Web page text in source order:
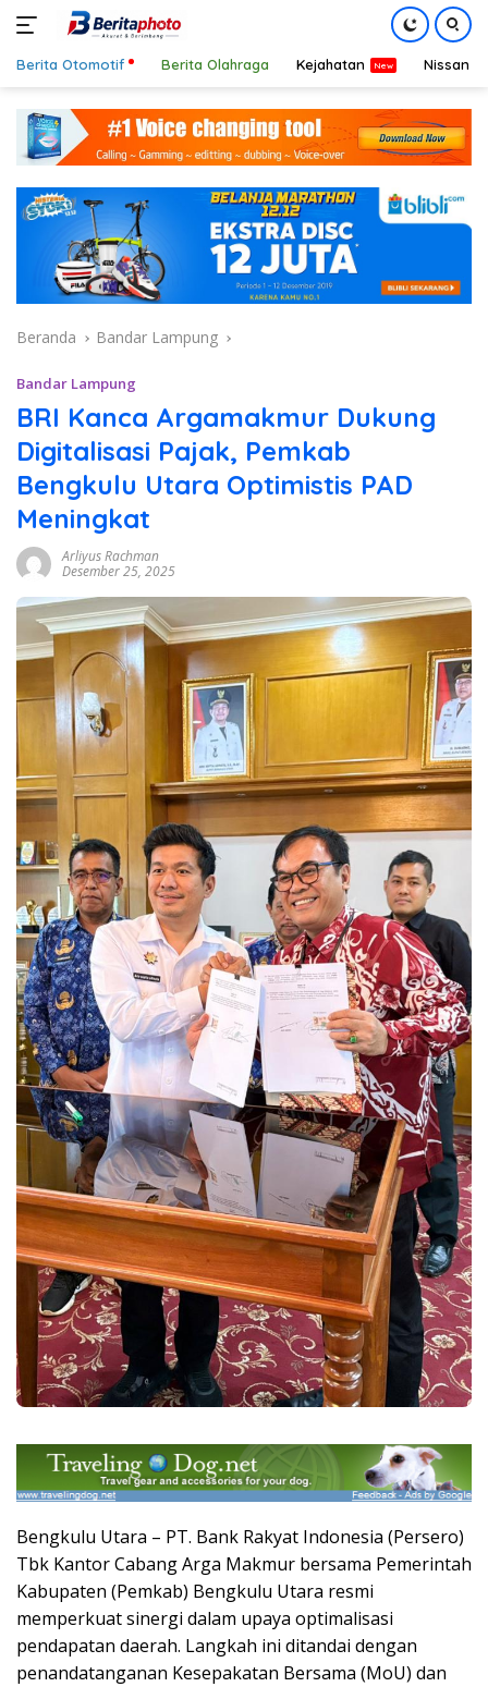
konten
Berita Otomotif Berita Olahraga Kejahatan Nissan
Beranda Bandar Lampung
Bandar Lampung
BRI Kanca Argamakmur Dukung
Digitalisasi Pajak, Pemkab
Bengkulu Utara Optimistis PAD
Meningkat
Arliyus Rachman
Desember 25, 2025
Bengkulu Utara – PT. Bank Rakyat Indonesia (Persero)
Tbk Kantor Cabang Arga Makmur bersama Pemerintah
Kabupaten (Pemkab) Bengkulu Utara resmi
memperkuat sinergi dalam upaya optimalisasi
pendapatan daerah. Langkah ini ditandai dengan
penandatanganan Kesepakatan Bersama (MoU) dan